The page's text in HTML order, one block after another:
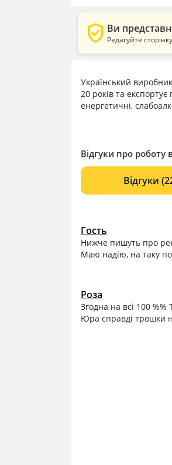
verified_user Ви
Редагуйте
Український
20 років та
енергетичні,
Відгуки про роботу
Відгуки
Гость
Нижче пишуть про
Маю надію, на таку
Роза
Згодна на всі 100
Юра справді трошки